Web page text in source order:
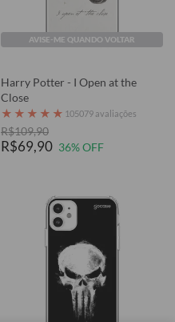
AVISE-ME QUANDO VOLTAR
Harry Potter - I Open at the
Close
★ ★ ★ ★ ★ 105079 avaliações
R$109,90
R$69,90 36% OFF